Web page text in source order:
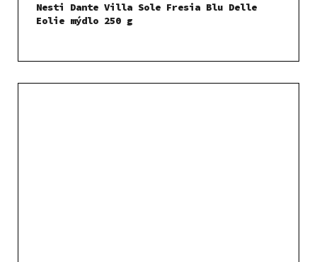
Nesti Dante Villa Sole Fresia Blu Delle
Eolie mýdlo 250 g